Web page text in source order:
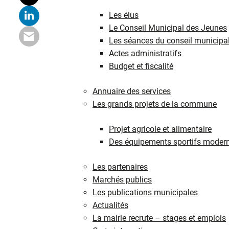
Les élus
Le Conseil Municipal des Jeunes
Les séances du conseil municipal
Actes administratifs
Budget et fiscalité
Annuaire des services
Les grands projets de la commune
Projet agricole et alimentaire
Des équipements sportifs
Les partenaires
Marchés publics
Les publications municipales
Actualités
La mairie recrute – stages et emplois